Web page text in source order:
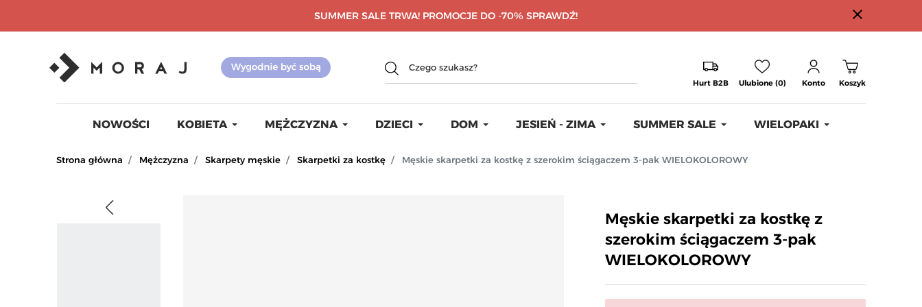
SUMMER SALE TRWA! PROMOCJE DO -70% SPRAWDŹ! close
Hurt B2B Ulubione (0) Konto Koszyk
NOWOŚCI KOBIETA MĘŻCZYZNA DZIECI DOM JESIEŃ - ZIMA SUMMER SALE WIELOPAKI
Strona główna Mężczyzna Skarpety męskie Skarpetki za kostkę Męskie skarpetki za kostkę z szerokim ściągaczem 3-pak WIELOKOLOROWY
Męskie skarpetki za kostkę z
szerokim ściągaczem 3-pak
WIELOKOLOROWY